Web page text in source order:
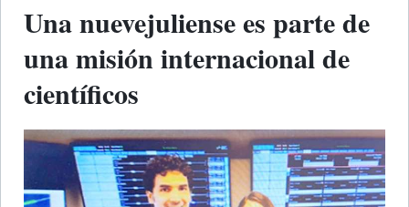
​Una nuevejuliense es parte de
una misión internacional de
científicos